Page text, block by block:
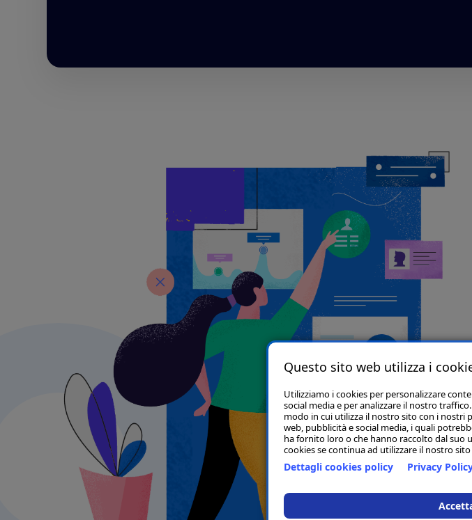
Questo sito web utilizza i
Utilizziamo i cookies per personalizzare
social media e per analizzare il nostro
modo in cui utilizza il nostro sito con i nostri
web, pubblicità e social media, i quali
ha fornito loro o che hanno raccolto dal suo
cookies se continua ad utilizzare il nostro
Dettagli cookies policy Privacy